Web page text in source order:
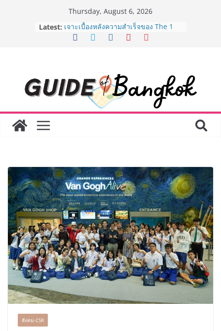
Thursday, August 6, 2026
Latest: เจาะเบื้องหลังความสำเร็จของ The 1
Day 2026 จากแคมเปญสู่ Shopping
จ่าย ผสาน Ecosystem ที่แข็งแกร่งของ
กลุ่มเซ็นทรัล สร้างยอดขายสูงสุดในรอบ
3 ปี
กรมการท่องเที่ยวเดินหน้าสร้าง Green
Coach รุ่นใหม่ ขับเคลื่อนการท่องเที่ยว
ระดับผลิตภัณฑ์ท้องถิ่นสู่ตลาดเชิง
พาณิชย์อย่างยั่งยืน
“ตลาดดอกไม้สี่มุมเมือง” ศูนย์รวมดอกไม้
สด ดอกไม้ประดิษฐ์ พวงมาลัย และสังฆ
ภัณฑ์ครบวงจร ขอเชิญเลือกซื้อมาลัย
และของขวัญต้อนรับวันแม่ เปิดให้
บริการทุกวันตลอด 24 ชั่วโมง
ครั้งแรกของไทย ส่งอุปกรณ์วิทยาศาสตร์
“CE-7 MATCH” ฝีมือคนไทย ร่วมภารกิจ
สำรวจดวงจันทร์ 24 สิงหาคมนี้
สังคม-CSR